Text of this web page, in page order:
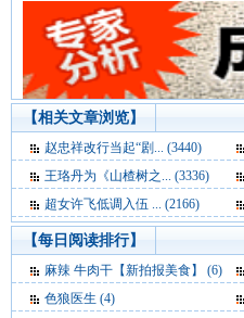
【相关文章浏览】
赵忠祥改行当起“剧... (3440)
王珞丹为《山楂树之... (3336)
超女许飞低调入伍 ... (2166)
【每日阅读排行】
麻辣 牛肉干【新拍报美食】 (6)
色狼医生 (4)